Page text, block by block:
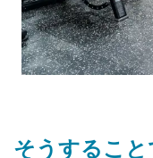
そうすること